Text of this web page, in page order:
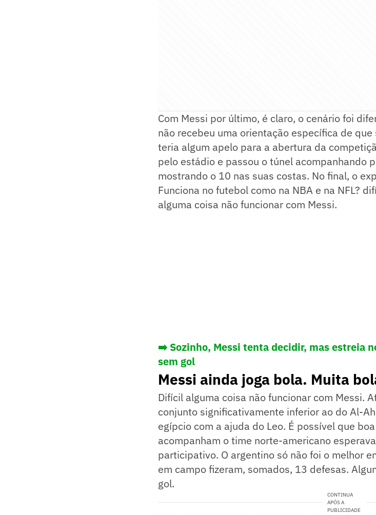
Com Messi por último, é claro, o cenário foi
não recebeu uma orientação específica de
teria algum apelo para a abertura da
pelo estádio e passou o túnel acompanhando
mostrando o 10 nas suas costas. No final, o
Funciona no futebol como na NBA e na NFL?
alguma coisa não funcionar com Messi.
➡️ Sozinho, Messi tenta decidir, mas estreia
sem gol
Messi ainda joga bola. Muita
Difícil alguma coisa não funcionar com Messi.
conjunto significativamente inferior ao do Al-
egípcio com a ajuda do Leo. É possível que
acompanham o time norte-americano
participativo. O argentino só não foi o melhor
em campo fizeram, somados, 13 defesas.
gol.
CONTINUA
APÓS A
PUBLICIDADE